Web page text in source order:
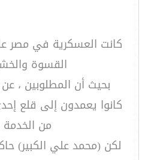
كانت العسكرية في مصر
القسوة
بحيث أن المطلوبين ،
كانوا يعمدون إلى قلع
من
لكن (محمد علي الكبير)